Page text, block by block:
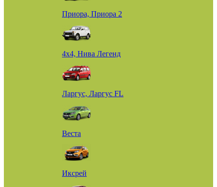
Приора, Приора 2
4х4, Нива Легенд
Ларгус, Ларгус FL
Веста
Иксрей